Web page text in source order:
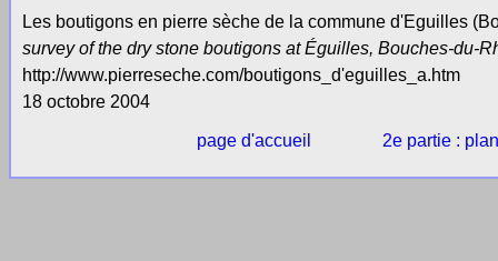
Les boutigons en pierre sèche de la commune d'Eguilles
survey of the dry stone boutigons at Éguilles, Bouches-du-
http://www.pierreseche.com/boutigons_d'eguilles_a.htm
18 octobre 2004
page d'accueil 2e partie :